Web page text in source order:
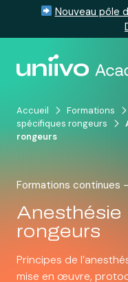
Nouveau pôle
Accueil Formations
spécifiques rongeurs
rongeurs
Formations continues
Anesthésie
rongeurs
Principes de
mise en œuvre,